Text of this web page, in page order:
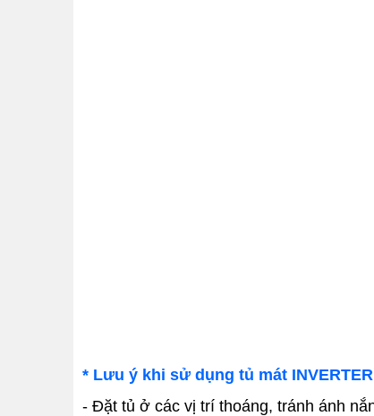
* Lưu ý khi sử dụng tủ mát
- Đặt tủ ở các vị trí thoáng, tránh ánh